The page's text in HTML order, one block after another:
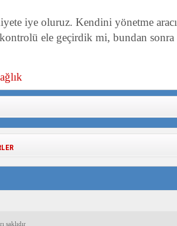
iye oluruz. Kendini yönetme
ele geçirdik mi, bundan sonra
saklıdır